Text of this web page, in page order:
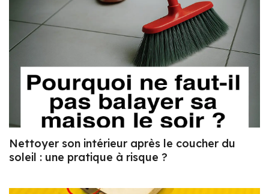
Nettoyer son intérieur après le coucher du
soleil : une pratique à risque ?